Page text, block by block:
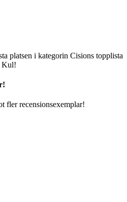
platsen i kategorin Cisions topplista
Kul!
fler recensionsexemplar!